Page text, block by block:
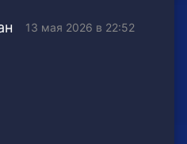
13 мая 2026 в 22:52